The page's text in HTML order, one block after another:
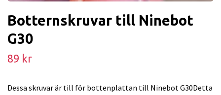
Botternskruvar till Ninebot
G30
89 kr
Dessa skruvar är till för bottenplattan till Ninebot G30Detta